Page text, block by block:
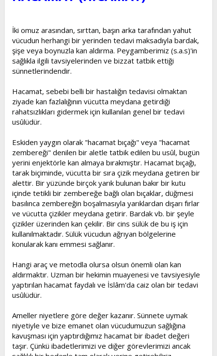
İki omuz arasından, sırttan, başın arka tarafından yahut
vücudun herhangi bir yerinden tedavi maksadıyla bardak,
şişe veya boynuzla kan aldırma. Peygamberimiz (s.a.s)'in
sağlıkla ilgili tavsiyelerinden ve bizzat tatbik ettiği
sünnetlerindendir.
Hacamat, sebebi belli bir hastalığın tedavisi olmaktan
ziyade kan fazlalığının vücutta meydana getirdiği
rahatsızlıkları gidermek için kullanılan genel bir tedavi
usûlüdür.
Eskiden yaygın olarak "hacamat bıçağı" veya "hacamat
zembereği" denilen bir aletle tatbik edilen bu usûl, bugün
yerini enjektörle kan almaya bırakmıştır. Hacamat bıçağı,
tarak biçiminde, vücutta bir sıra çizik meydana getiren bir
alettir. Bir yüzünde birçok yarık bulunan bakır bir kutu
içinde tetikli bir zembereğe bağlı olan bıçaklar, düğmesi
basılınca zembereğin boşalmasıyla yarıklardan dışarı fırlar
ve vücutta çizikler meydana getirir. Bardak vb. bir şeyle
çizikler üzerinden kan çekilir. Bir cins sülük de bu iş için
kullanılmaktadır. Sülük vücudun ağrıyan bölgelerine
konularak kanı emmesi sağlanır.
Hangi araç ve metodla olursa olsun önemli olan kan
aldırmaktır. Uzman bir hekimin muayenesi ve tavsiyesiyle
yaptırılan hacamat faydalı ve İslâm'da caiz olan bir tedavi
usûlüdür.
Ameller niyetlere göre değer kazanır. Sünnete uymak
niyetiyle ve bize emanet olan vücudumuzun sağlığına
kavuşması için yaptırdığımız hacamat bir ibadet değeri
taşır. Çünkü ibadetlerimizi ve diğer görevlerimizi ancak